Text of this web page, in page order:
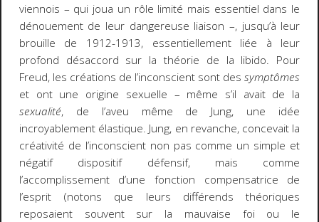
viennois – qui joua un rôle limité mais essentiel dans le
dénouement de leur dangereuse liaison –, jusqu’à leur
brouille de 1912-1913, essentiellement liée à leur
profond désaccord sur la théorie de la libido. Pour
Freud, les créations de l’inconscient sont dessymptômes
et ont une origine sexuelle – même s’il avait de la
sexualité, de l’aveu même de Jung, une idée
incroyablement élastique. Jung, en revanche, concevait la
créativité de l’inconscient non pas comme un simple et
négatif dispositif défensif, mais comme
l’accomplissement d’une fonction compensatrice de
l’esprit (notons que leurs différends théoriques
reposaient souvent sur la mauvaise foi ou le